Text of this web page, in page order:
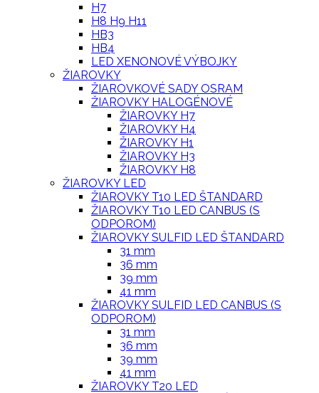
H7
H8 H9 H11
HB3
HB4
LED XENONOVÉ VÝBOJKY
ŽIAROVKY
ŽIAROVKOVÉ SADY OSRAM
ŽIAROVKY HALOGÉNOVÉ
ŽIAROVKY H7
ŽIAROVKY H4
ŽIAROVKY H1
ŽIAROVKY H3
ŽIAROVKY H8
ŽIAROVKY LED
ŽIAROVKY T10 LED ŠTANDARD
ŽIAROVKY T10 LED CANBUS (S
ODPOROM)
ŽIAROVKY SULFID LED ŠTANDARD
31 mm
36 mm
39 mm
41 mm
ŽIAROVKY SULFID LED CANBUS (S
ODPOROM)
31 mm
36 mm
39 mm
41 mm
ŽIAROVKY T20 LED